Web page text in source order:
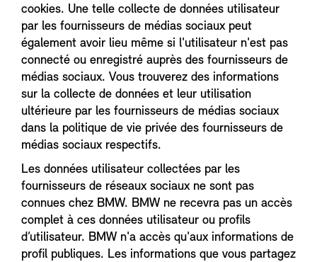
cookies. Une telle collecte de données utilisateur
par les fournisseurs de médias sociaux peut
également avoir lieu même si l'utilisateur n'est pas
connecté ou enregistré auprès des fournisseurs de
médias sociaux. Vous trouverez des informations
sur la collecte de données et leur utilisation
ultérieure par les fournisseurs de médias sociaux
dans la politique de vie privée des fournisseurs de
médias sociaux respectifs.
Les données utilisateur collectées par les
fournisseurs de réseaux sociaux ne sont pas
connues chez BMW. BMW ne recevra pas un accès
complet à ces données utilisateur ou profils
d’utilisateur. BMW n'a accès qu'aux informations de
profil publiques. Les informations que vous partagez